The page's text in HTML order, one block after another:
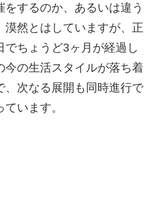
するのか、あるいは違う
漠然とはしていますが、正
でちょうど3ヶ月が経過し
今の生活スタイルが落ち着
、次なる展開も同時進行で
います。